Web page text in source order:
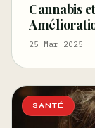
Cannabis
Étude
25 Mar 2025
SANTÉ